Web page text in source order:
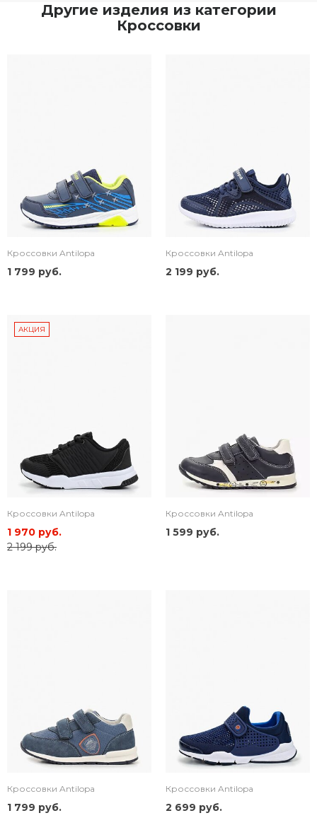
Другие изделия из категории
Кроссовки
Кроссовки Antilopa
1 799 руб.
Кроссовки Antilopa
2 199 руб.
АКЦИЯ
Кроссовки Antilopa
1 970 руб.
2 199 руб.
Кроссовки Antilopa
1 599 руб.
Кроссовки Antilopa
1 799 руб.
Кроссовки Antilopa
2 699 руб.